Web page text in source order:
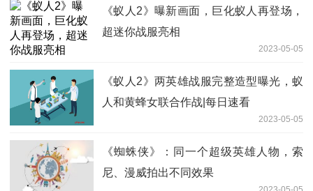
《蚁人2》曝新画面，巨化蚁人再登场，
超迷你战服亮相
2023-05-05
《蚁人2》两英雄战服完整造型曝光，蚁
人和黄蜂女联合作战|每日速看
2023-05-05
《蜘蛛侠》：同一个超级英雄人物，索
尼、漫威拍出不同效果